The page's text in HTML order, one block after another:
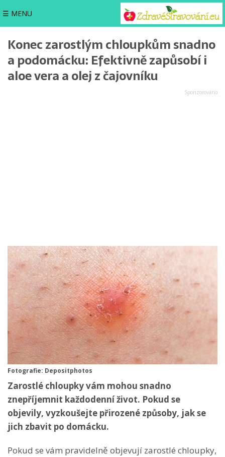
☰ MENU
Konec zarostlým chloupkům snadno
a podomácku: Efektivně zapůsobí i
aloe vera a olej z čajovníku
Fotografie: Depositphotos
Zarostlé chloupky vám mohou snadno
znepříjemnit každodenní život. Pokud se
objevily, vyzkoušejte přirozené způsoby, jak se
jich zbavit po domácku.
Pokud se vám pravidelně objevují zarostlé chloupky,